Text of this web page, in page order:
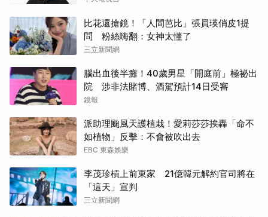
比花還搶鏡！「人間芭比」張員瑛俏皮1提
問 粉絲嗨翻：女神太懂了
三立新聞網
腦出血後半癱！40歲男星「開庭前」極祕出
院 涉非法賭博、酒駕預計14日受審
鏡報
派助理颱風天護植栽！愛莉莎莎挨轟「命不
如植物」反擊：不會被吹出去
EBC 東森娛樂
李茂珍槓上前東家 21億韓元解約官司將在
「這天」宣判
三立新聞網